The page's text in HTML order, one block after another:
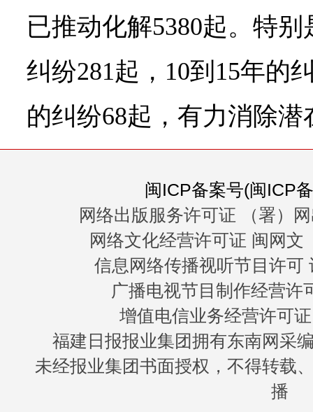
已推动化解5380起。特
纠纷281起，10到15年的
的纠纷68起，有力消除
闽ICP备案号(闽ICP
网络出版服务许可证 （署）
网络文化经营许可证 闽网文
信息网络传播视听节目许可
广播电视节目制作经营许
增值电信业务经营许可
福建日报报业集团拥有东南网采
未经报业集团书面授权，不得转载
播